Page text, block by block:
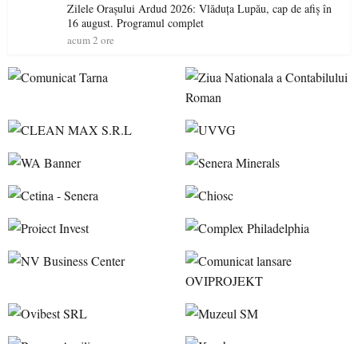
Zilele Orașului Ardud 2026: Vlăduța Lupău, cap de afiș în
16 august. Programul complet
acum 2 ore